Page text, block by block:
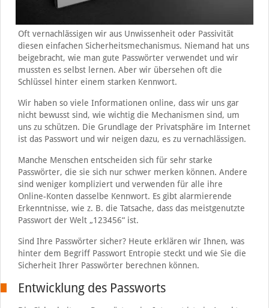
Oft vernachlässigen wir aus Unwissenheit oder Passivität
diesen einfachen Sicherheitsmechanismus. Niemand hat uns
beigebracht, wie man gute Passwörter verwendet und wir
mussten es selbst lernen. Aber wir übersehen oft die
Schlüssel hinter einem starken Kennwort.
Wir haben so viele Informationen online, dass wir uns gar
nicht bewusst sind, wie wichtig die Mechanismen sind, um
uns zu schützen. Die Grundlage der Privatsphäre im Internet
ist das Passwort und wir neigen dazu, es zu vernachlässigen.
Manche Menschen entscheiden sich für sehr starke
Passwörter, die sie sich nur schwer merken können. Andere
sind weniger kompliziert und verwenden für alle ihre
Online-Konten dasselbe Kennwort. Es gibt alarmierende
Erkenntnisse, wie z. B. die Tatsache, dass das meistgenutzte
Passwort der Welt „123456“ ist.
Sind Ihre Passwörter sicher? Heute erklären wir Ihnen, was
hinter dem Begriff Passwort Entropie steckt und wie Sie die
Sicherheit Ihrer Passwörter berechnen können.
Entwicklung des Passworts